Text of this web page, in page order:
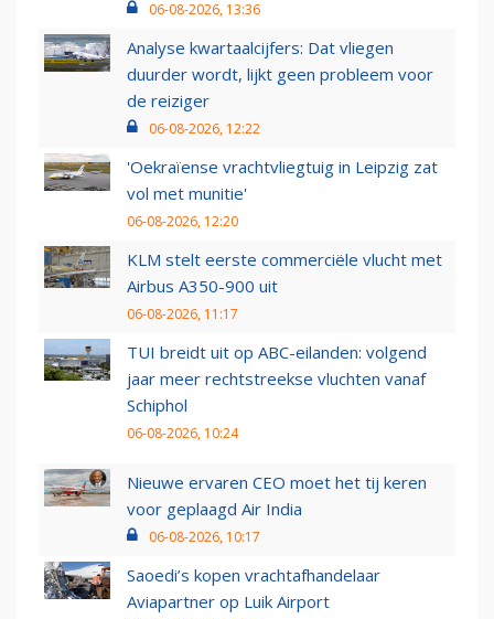
06-08-2026, 13:36
Analyse kwartaalcijfers: Dat vliegen
duurder wordt, lijkt geen probleem voor
de reiziger
06-08-2026, 12:22
'Oekraïense vrachtvliegtuig in Leipzig zat
vol met munitie'
06-08-2026, 12:20
KLM stelt eerste commerciële vlucht met
Airbus A350-900 uit
06-08-2026, 11:17
TUI breidt uit op ABC-eilanden: volgend
jaar meer rechtstreekse vluchten vanaf
Schiphol
06-08-2026, 10:24
Nieuwe ervaren CEO moet het tij keren
voor geplaagd Air India
06-08-2026, 10:17
Saoedi’s kopen vrachtafhandelaar
Aviapartner op Luik Airport